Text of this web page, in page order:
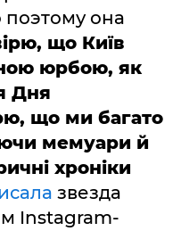
она
що Київ
юрбою, як
Дня
що ми багато
мемуари й
хроніки
звезда
Instagram-